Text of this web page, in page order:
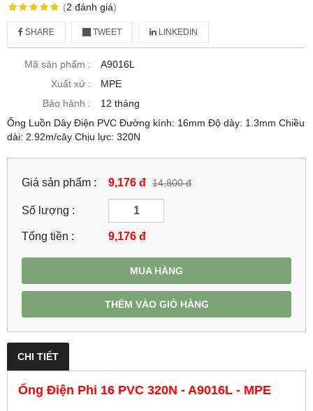
(2 đánh giá)
SHARE TWEET LINKEDIN
Mã sản phẩm :
A9016L
Xuất xứ :
MPE
Bảo hành :
12 tháng
Ống Luồn Dây Điện PVC Đường kính: 16mm Độ dày: 1.3mm Chiều
dài: 2.92m/cây Chịu lực: 320N
Giá sản phẩm : 9,176 đ 14,800 đ
Số lượng :
Tổng tiền : 9,176 đ
MUA HÀNG
THÊM VÀO GIỎ HÀNG
CHI TIẾT
Ống Điện Phi 16 PVC 320N - A9016L - MPE